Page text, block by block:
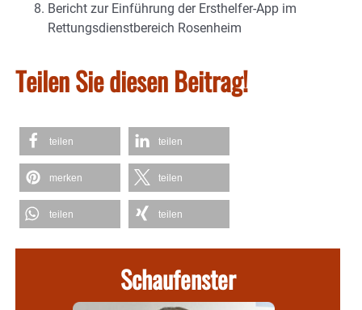
Bericht zur Einführung der Ersthelfer-App im
Rettungsdienstbereich Rosenheim
Teilen Sie diesen Beitrag!
teilen teilen
merken teilen
teilen teilen
Schaufenster